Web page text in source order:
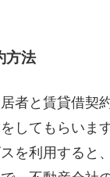
方法
者と賃貸借契
してもらいます
を利用すると